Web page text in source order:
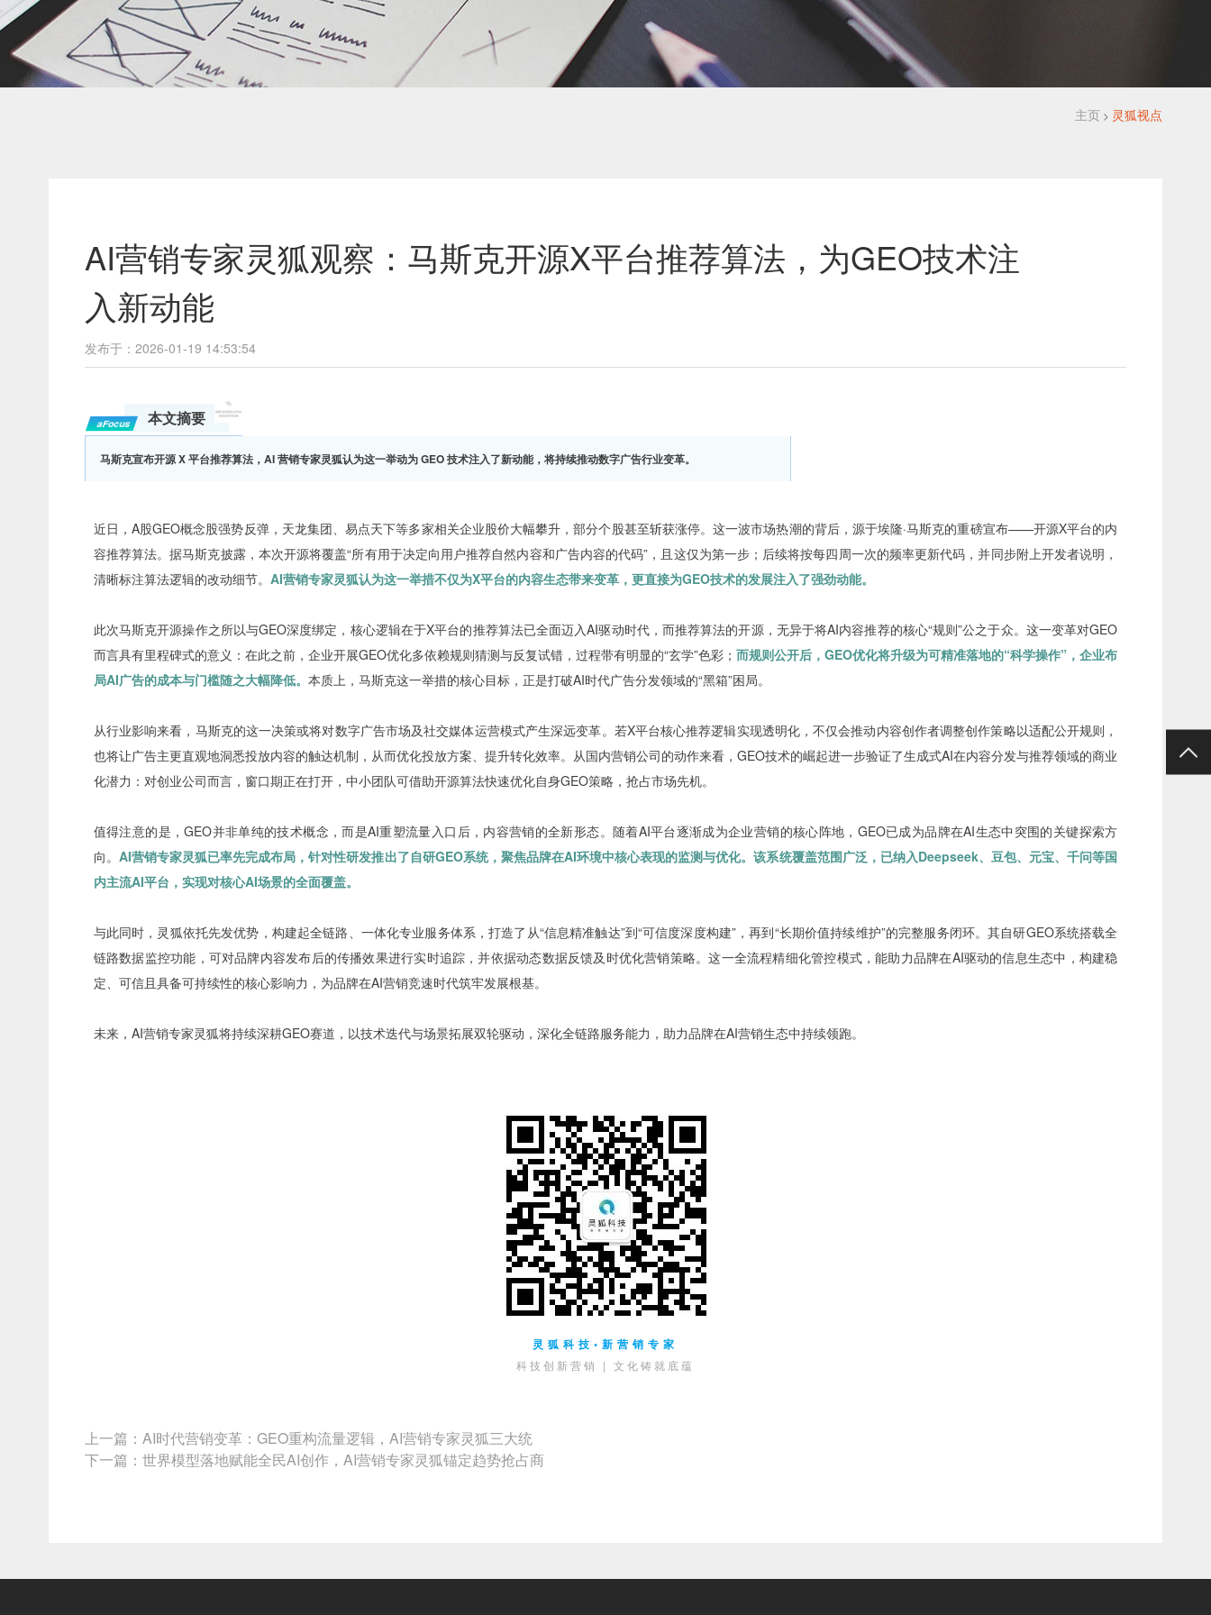
主页 > 灵狐视点
AI营销专家灵狐观察：马斯克开源X平台推荐算法，为GEO技术注
入新动能
发布于：2026-01-19 14:53:54
aFocus 本文摘要
马斯克宣布开源 X 平台推荐算法，AI 营销专家灵狐认为这一举动为 GEO 技术注入了新动能，将持续推动数字广告行业变革。
近日，A股GEO概念股强势反弹， 天龙集团、易点天下等多家相关企业股价大幅攀升，部分个股甚至斩获涨停。这一波市场热潮的背后，源于埃隆·马斯克的重磅宣布——开源X平台的内
容推荐算法。据马斯克披露，本次开源将覆盖“所有用于决定向用户推荐自然内容和广告内容的代码”，且这仅为第一步；后续将按每四周一次的频率更新代码，并同步附上开发者说明，
清晰标注算法逻辑的改动细节。 AI营销专家灵狐认为这一举措不仅为X平台的内容生态带来变革，更直接为GEO技术的发展注入了强劲动能。
此次马斯克开源操作之所以与GEO深度绑定，核心逻辑在于X平台的推荐算法已全面迈入AI驱动时代，而推荐算法的开源，无异于将AI内容推荐的核心“规则”公之于众。这一变革对GEO
而言具有里程碑式的意义：在此之前，企业开展GEO优化多依赖规则猜测与反复试错，过程带有明显的“玄学”色彩；而规则公开后，GEO优化将升级为可精准落地的“科学操作”，企业布
局AI广告的成本与门槛随之大幅降低。 本质上，马斯克这一举措的核心目标，正是打破AI时代广告分发领域的“黑箱”困局。
从行业影响来看，马斯克的这一决策或将对数字广告市场及社交媒体运营模式产生深远变革。若X平台核心推荐逻辑实现透明化，不仅会推动内容创作者调整创作策略以适配公开规则，
也将让广告主更直观地洞悉投放内容的触达机制，从而优化投放方案、提升转化效率。从国内营销公司的动作来看，GEO技术的崛起进一步验证了生成式AI在内容分发与推荐领域的商业
化潜力：对创业公司而言，窗口期正在打开，中小团队可借助开源算法快速优化自身GEO策略，抢占市场先机。
值得注意的是，GEO并非单纯的技术概念，而是AI重塑流量入口后，内容营销的全新形态。随着AI平台逐渐成为企业营销的核心阵地，GEO已成为品牌在AI生态中突围的关键探索方
向。 AI营销专家灵狐已率先完成布局，针对性研发推出了自研GEO系统，聚焦品牌在AI环境中核心表现的监测与优化。该系统覆盖范围广泛，已纳入Deepseek、 豆包、元宝、千问等国
内主流AI平台，实现对核心AI场景的全面覆盖。
与此同时，灵狐依托先发优势，构建起全链路、一体化专业服务体系，打造了从“信息精准触达”到“可信度深度构建”，再到“长期价值持续维护”的完整服务闭环。其自研GEO系统搭载全
链路数据监控功能，可对品牌内容发布后的传播效果进行实时追踪，并依据动态数据反馈及时优化营销策略。这一全流程精细化管控模式，能助力品牌在AI驱动的信息生态中，构建稳
定、可信且具备可持续性的核心影响力，为品牌在AI营销竞速时代筑牢发展根基。
未来， AI营销专家灵狐将持续深耕GEO赛道，以技术迭代与场景拓展双轮驱动，深化全链路服务能力，助力品牌在AI营销生态中持续领跑。
灵狐科技•新营销专家
科技创新营销 | 文化铸就底蕴
上一篇： AI时代营销变革：GEO重构流量逻辑，AI营销专家灵狐三大统
下一篇： 世界模型落地赋能全民AI创作，AI营销专家灵狐锚定趋势抢占商